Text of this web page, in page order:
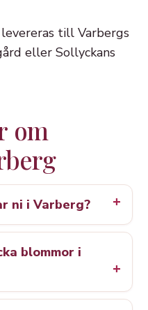
till Varbergs
eller Sollyckans
om
ni i Varberg?
blommor i